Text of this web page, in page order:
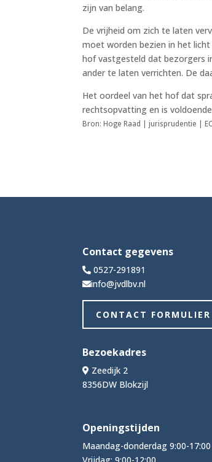
zijn van belang.
De vrijheid om zich te laten
moet worden bezien in het
hof vastgesteld dat bezorgers
ander te laten verrichten. De
Het oordeel van het hof dat
rechtsopvatting en is
Bron: Hoge Raad | jurisprudentie |
Contact gegevens
0527-291891
info@jvdlbv.nl
CONTACT FORMULIER
Bezoekadres
Zeedijk 2
8356DW Blokzijl
Openingstijden
Maandag-donderdag 9:00-17:00